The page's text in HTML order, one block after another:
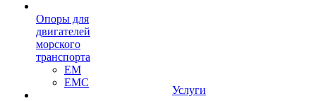
Опоры для
двигателей
морского
транспорта
EM
EMC
Услуги